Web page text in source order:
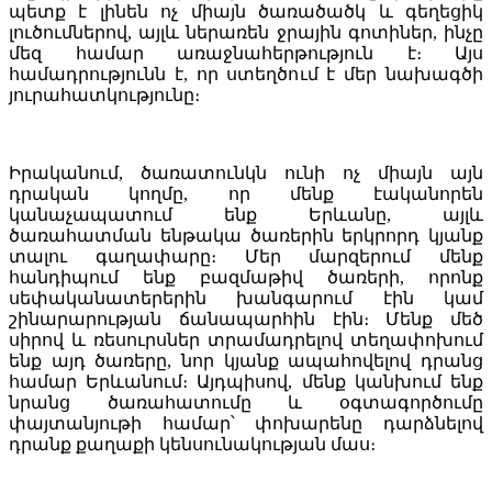
պետք է լինեն ոչ միայն ծառածածկ և գեղեցիկ
լուծումներով, այլև ներառեն ջրային գոտիներ, ինչը
մեզ համար առաջնահերթություն է։ Այս
համադրությունն է, որ ստեղծում է մեր նախագծի
յուրահատկությունը։
Իրականում, ծառատունկն ունի ոչ միայն այն
դրական կողմը, որ մենք էականորեն
կանաչապատում ենք Երևանը, այլև
ծառահատման ենթակա ծառերին երկրորդ կյանք
տալու գաղափարը։ Մեր մարզերում մենք
հանդիպում ենք բազմաթիվ ծառերի, որոնք
սեփականատերերին խանգարում էին կամ
շինարարության ճանապարհին էին։ Մենք մեծ
սիրով և ռեսուրսներ տրամադրելով տեղափոխում
ենք այդ ծառերը, նոր կյանք ապահովելով դրանց
համար Երևանում։ Այդպիսով, մենք կանխում ենք
նրանց ծառահատումը և օգտագործումը
փայտանյութի համար՝ փոխարենը դարձնելով
դրանք քաղաքի կենսունակության մաս։